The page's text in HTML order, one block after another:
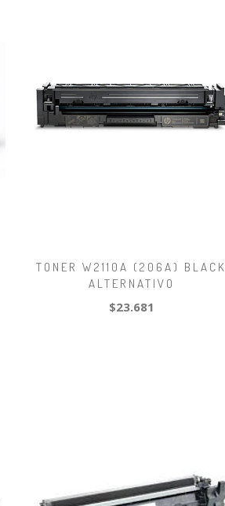
TONER W2110A (206A) BLACK
ALTERNATIVO
$23.681